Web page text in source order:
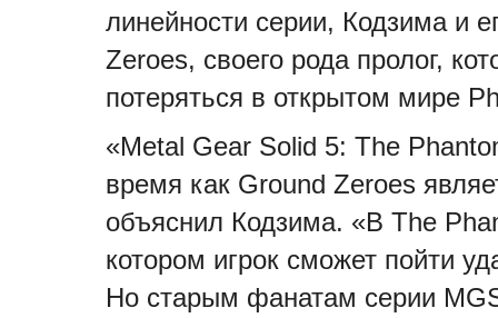
линейности серии, Кодзима и
Zeroes, своего рода пролог,
потеряться в открытом мире
«Metal Gear Solid 5: The
время как Ground Zeroes
объяснил Кодзима. «В The
котором игрок сможет пойти
Но старым фанатам серии